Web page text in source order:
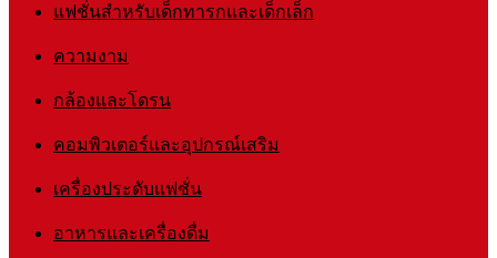
แฟชั่นสำหรับเด็กทารกและเด็กเล็ก
ความงาม
กล้องและโดรน
คอมพิวเตอร์และอุปกรณ์เสริม
เครื่องประดับแฟชั่น
อาหารและเครื่องดื่ม